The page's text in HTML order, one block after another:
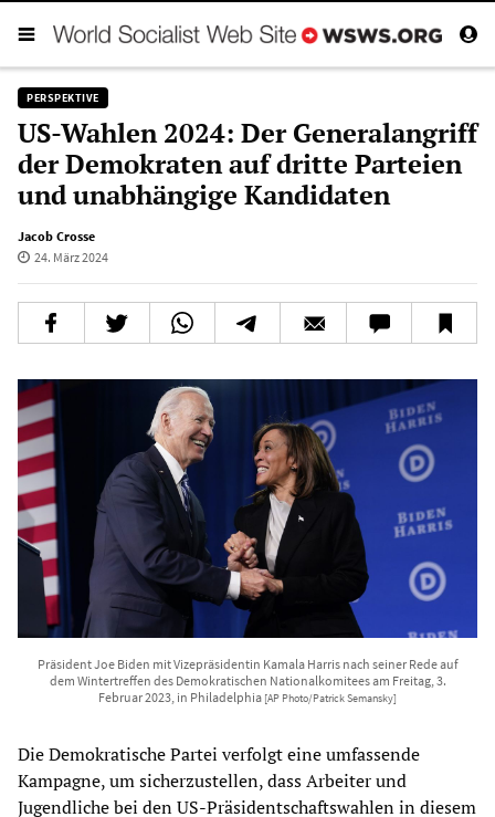
PERSPEKTIVE
US-Wahlen 2024: Der Generalangriff
der Demokraten auf dritte Parteien
und unabhängige Kandidaten
Jacob Crosse
24. März 2024
Präsident Joe Biden mit Vizepräsidentin Kamala Harris nach seiner Rede auf
dem Wintertreffen des Demokratischen Nationalkomitees am Freitag, 3.
Februar 2023, in Philadelphia [AP Photo/Patrick Semansky]
Die Demokratische Partei verfolgt eine umfassende
Kampagne, um sicherzustellen, dass Arbeiter und
Jugendliche bei den US-Präsidentschaftswahlen in diesem